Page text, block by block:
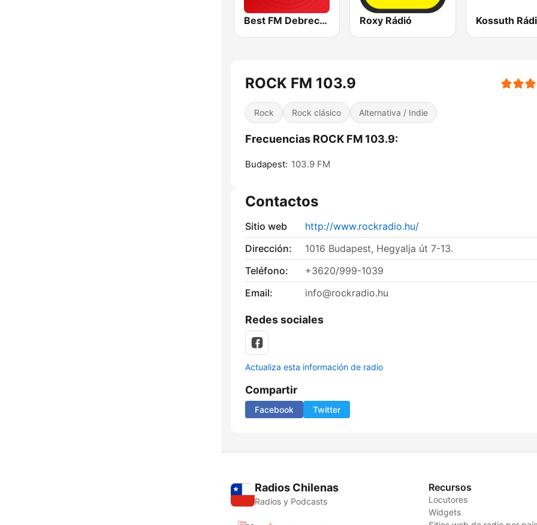
Best FM Debrecen Roxy Rádió Kossuth
ROCK FM 103.9
Rock Rock clásico Alternativa / Indie
Frecuencias ROCK FM 103.9:
Budapest: 103.9 FM
Contactos
Sitio web
http://www.rockradio.hu/
Dirección:
1016 Budapest, Hegyalja út 7-13.
Teléfono:
+3620/999-1039
Email:
info@rockradio.hu
Redes sociales
Actualiza esta información de radio
Compartir
Facebook Twitter
Radios Chilenas
Radios y Podcasts
Recursos
Locutores
Widgets